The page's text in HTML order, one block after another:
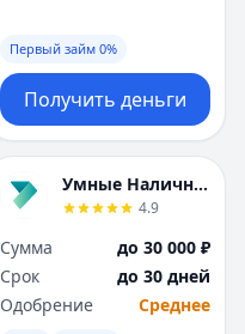
Первый займ 0%
Получить деньги
Умные Наличные
4.9
Сумма
до 30 000 ₽
Срок
до 30 дней
Одобрение
Среднее